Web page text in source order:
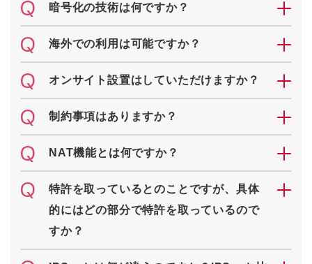
暗号化の技術は何ですか？
海外での利用は可能ですか？
オンサイト設置はしていただけますか？
制約事項はありますか？
NAT機能とは何ですか？
特許を取っているとのことですが、具体
的にはどの部分で特許を取っているので
すか？